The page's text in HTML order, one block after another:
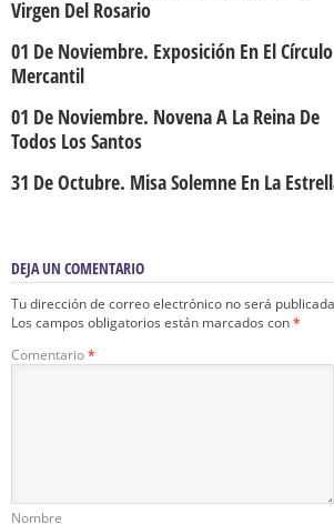
Virgen Del Rosario
01 De Noviembre. Exposición En El Círculo
Mercantil
01 De Noviembre. Novena A La Reina De
Todos Los Santos
31 De Octubre. Misa Solemne En La
DEJA UN COMENTARIO
Tu dirección de correo electrónico no será
Los campos obligatorios están marcados con*
Comentario*
Nombre